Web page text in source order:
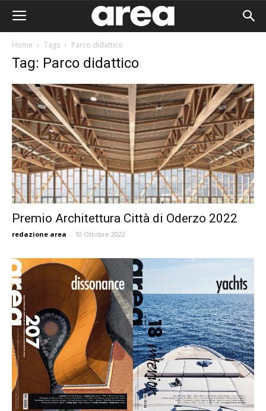
Home Tags Parco didattico
Tag: Parco didattico
Premio Architettura Città di Oderzo 2022
redazione area - 10 Ottobre 2022